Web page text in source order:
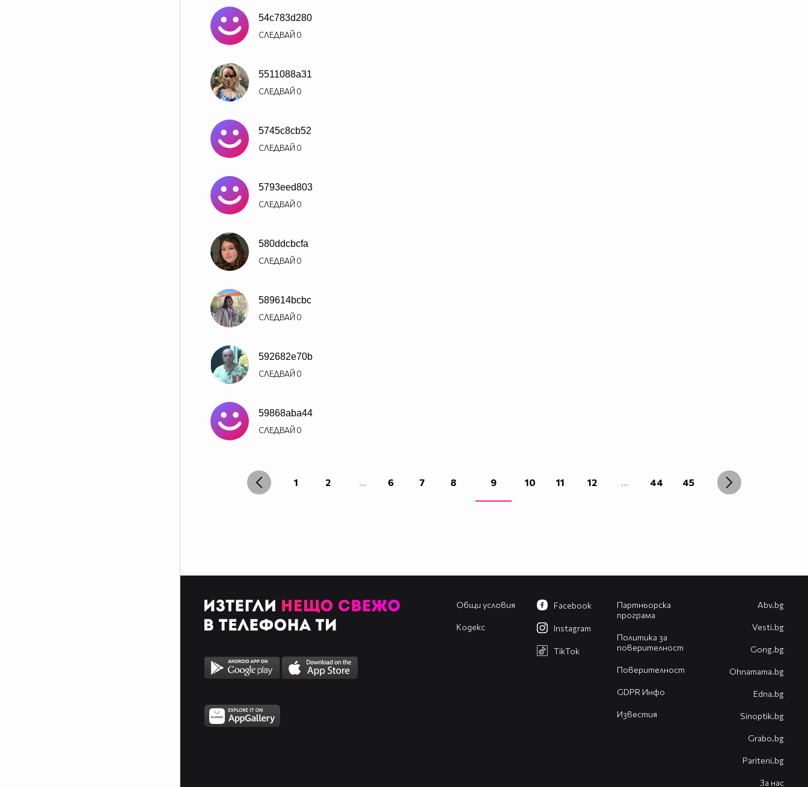
54c783d280
СЛЕДВАЙ 0
5511088a31
СЛЕДВАЙ 0
5745c8cb52
СЛЕДВАЙ 0
5793eed803
СЛЕДВАЙ 0
580ddcbcfa
СЛЕДВАЙ 0
589614bcbc
СЛЕДВАЙ 0
592682e70b
СЛЕДВАЙ 0
59868aba44
СЛЕДВАЙ 0
1 2 ... 6 7 8 9 10 11 12 ... 44 45
Общи условия
Кодекс
Партньорска
програма
Политика за
поверителност
Поверителност
GDPR Инфо
Известия
Facebook
Instagram
TikTok
Abv.bg
Vesti.bg
Gong.bg
Оhnamama.bg
Edna.bg
Sinoptik.bg
Grabo.bg
Pariteni.bg
За нас